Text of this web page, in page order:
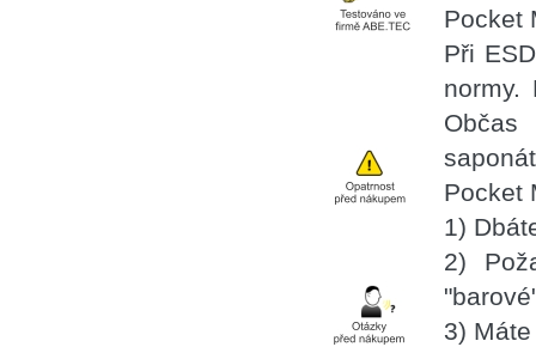
Pocket
Při
normy.
Pocket
1)
2)
3)